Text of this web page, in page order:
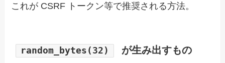
これが CSRF トークン等で推奨される方法。
random_bytes(32) が生み出すもの